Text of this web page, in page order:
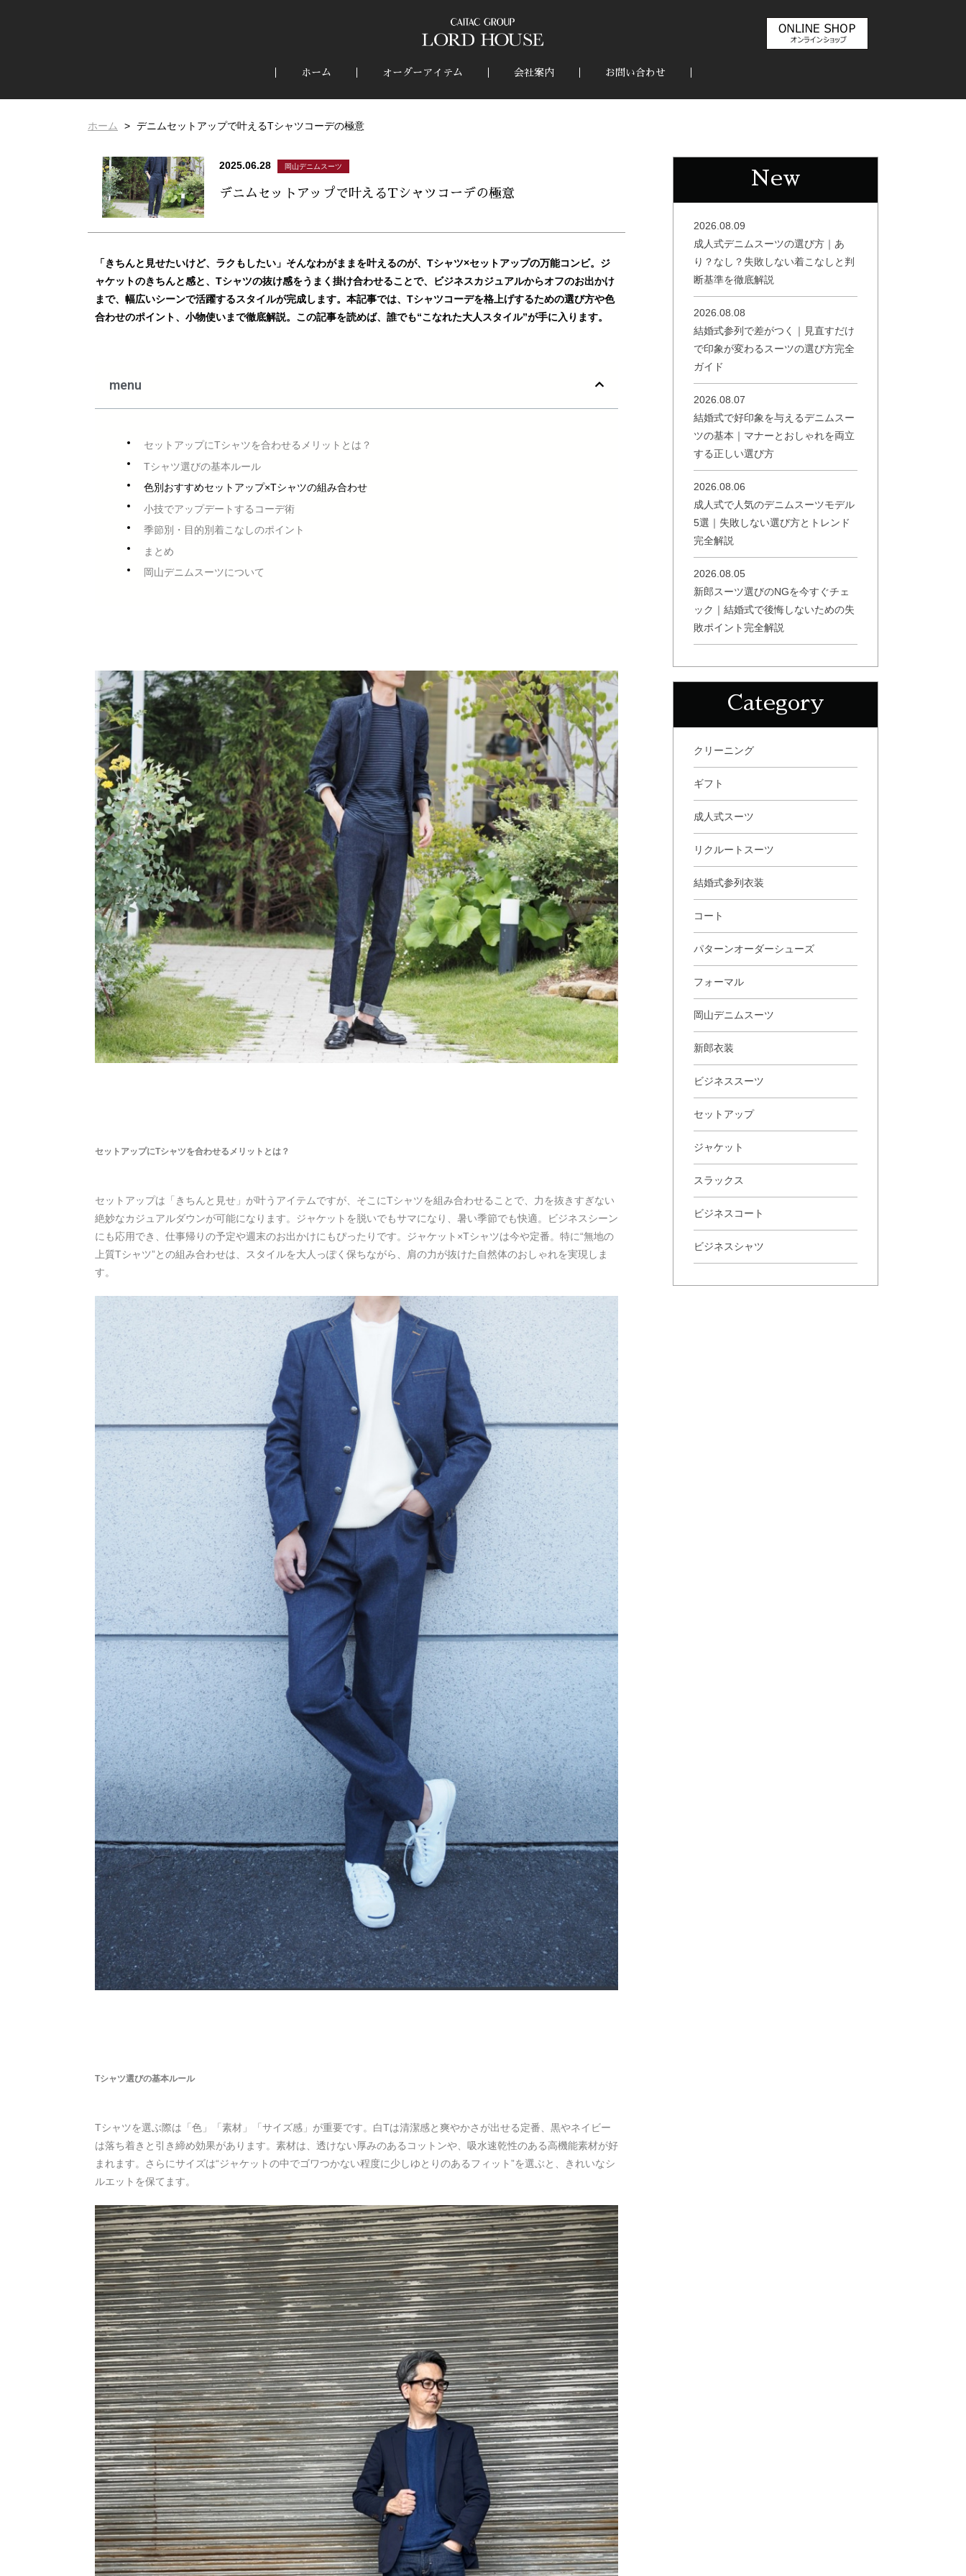
ホーム オーダーアイテム 会社案内 お問い合わせ
ホーム デニムセットアップで叶えるTシャツコーデの極意
2025.06.28 岡山デニムスーツ
デニムセットアップで叶えるTシャツコーデの極意
「きちんと見せたいけど、ラクもしたい」そんなわがままを叶えるのが、Tシャツ×セットアップの万能コンビ。ジ
ャケットのきちんと感と、Tシャツの抜け感をうまく掛け合わせることで、ビジネスカジュアルからオフのお出かけ
まで、幅広いシーンで活躍するスタイルが完成します。本記事では、Tシャツコーデを格上げするための選び方や色
合わせのポイント、小物使いまで徹底解説。この記事を読めば、誰でも“こなれた大人スタイル”が手に入ります。
menu
セットアップにTシャツを合わせるメリットとは？
Tシャツ選びの基本ルール
色別おすすめセットアップ×Tシャツの組み合わせ
小技でアップデートするコーデ術
季節別・目的別着こなしのポイント
まとめ
岡山デニムスーツについて
セットアップにTシャツを合わせるメリットとは？
セットアップは「きちんと見せ」が叶うアイテムですが、そこにTシャツを組み合わせることで、力を抜きすぎない
絶妙なカジュアルダウンが可能になります。ジャケットを脱いでもサマになり、暑い季節でも快適。ビジネスシーン
にも応用でき、仕事帰りの予定や週末のお出かけにもぴったりです。ジャケット×Tシャツは今や定番。特に“無地の
上質Tシャツ”との組み合わせは、スタイルを大人っぽく保ちながら、肩の力が抜けた自然体のおしゃれを実現しま
す。
Tシャツ選びの基本ルール
Tシャツを選ぶ際は「色」「素材」「サイズ感」が重要です。白Tは清潔感と爽やかさが出せる定番、黒やネイビー
は落ち着きと引き締め効果があります。素材は、透けない厚みのあるコットンや、吸水速乾性のある高機能素材が好
まれます。さらにサイズは“ジャケットの中でゴワつかない程度に少しゆとりのあるフィット”を選ぶと、きれいなシ
ルエットを保てます。
New
2026.08.09
成人式デニムスーツの選び方｜あ
り？なし？失敗しない着こなしと判
断基準を徹底解説
2026.08.08
結婚式参列で差がつく｜見直すだけ
で印象が変わるスーツの選び方完全
ガイド
2026.08.07
結婚式で好印象を与えるデニムスー
ツの基本｜マナーとおしゃれを両立
する正しい選び方
2026.08.06
成人式で人気のデニムスーツモデル
5選｜失敗しない選び方とトレンド
完全解説
2026.08.05
新郎スーツ選びのNGを今すぐチェ
ック｜結婚式で後悔しないための失
敗ポイント完全解説
Category
クリーニング
ギフト
成人式スーツ
リクルートスーツ
結婚式参列衣装
コート
パターンオーダーシューズ
フォーマル
岡山デニムスーツ
新郎衣装
ビジネススーツ
セットアップ
ジャケット
スラックス
ビジネスコート
ビジネスシャツ